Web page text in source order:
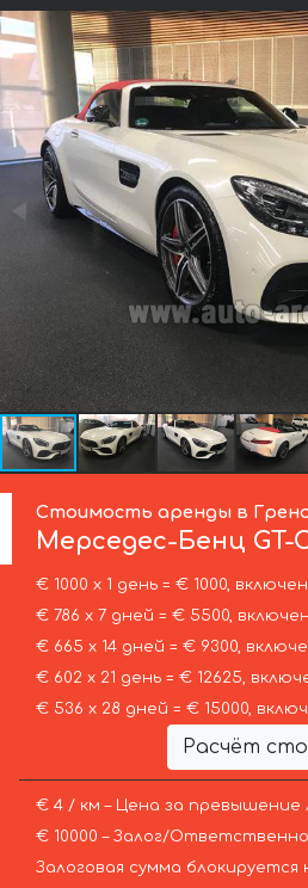
Стоимость аренды в
Мерседес-Бенц GT-
€ 1000 х 1 день = € 1000,
€ 786 х 7 дней = € 5500,
€ 665 х 14 дней = € 9300,
€ 602 х 21 день = € 12625,
€ 536 х 28 дней = € 15000,
Расчёт
€ 4 / км – Цена за превышение
€ 10000 – Залог/
Залоговая сумма